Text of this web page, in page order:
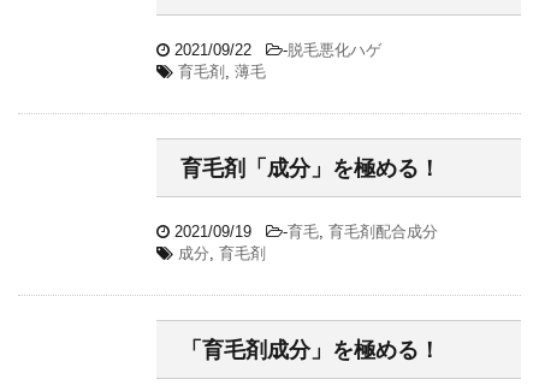
2021/09/22 -脱毛悪化ハゲ
育毛剤
薄毛
育毛剤「成分」を極める！
2021/09/19 -育毛 育毛剤配合成分
成分 育毛剤
「育毛剤成分」を極める！